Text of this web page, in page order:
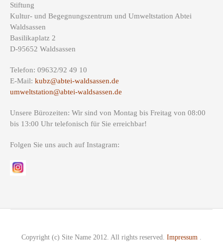
Stiftung
Kultur- und Begegnungszentrum und Umweltstation Abtei
Waldsassen
Basilikaplatz 2
D-95652 Waldsassen
Telefon: 09632/92 49 10
E-Mail: kubz@abtei-waldsassen.de
umweltstation@abtei-waldsassen.de
Unsere Bürozeiten: Wir sind von Montag bis Freitag von 08:00
bis 13:00 Uhr telefonisch für Sie erreichbar!
Folgen Sie uns auch auf Instagram:
Copyright (c) Site Name 2012. All rights reserved. Impressum .